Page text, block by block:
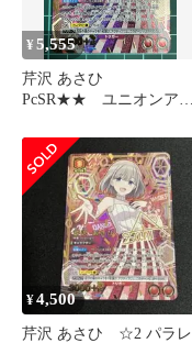
¥5,555
芹沢 あさひ
PcSR★★ ユニオンアリ
¥4,500
芹沢 あさひ ☆2 パラレ